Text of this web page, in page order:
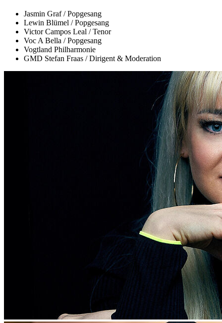
Jasmin Graf / Popgesang
Lewin Blümel / Popgesang
Victor Campos Leal / Tenor
Voc A Bella / Popgesang
Vogtland Philharmonie
GMD Stefan Fraas / Dirigent & Moderation